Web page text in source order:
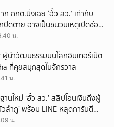
กกต.นิ่งเฉย ‘ฮั้ว สว.’ เท่ากับ
ปิดตาย อาจเป็นชนวนเหตุเปิดช่อง
น.
นำวัฒนธรรมบนโลกอินเทอร์เน็ต
ที่คุยสนุกสุดในจักรวาล
น.
นใหม่ ‘ฮั้ว สว.’ สลิปโอนเงินถึงผู้
ลำภู’ พร้อม LINE หลุดการันตี
น.